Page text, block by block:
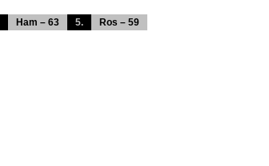
Ham – 63 5. Ros – 59